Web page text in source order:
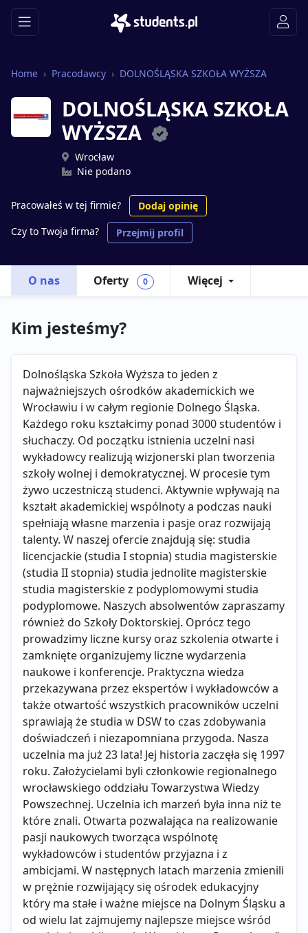
Home Pracodawcy DOLNOŚLĄSKA SZKOŁA WYŻSZA
DOLNOŚLĄSKA SZKOŁA
WYŻSZA
Wrocław
Nie podano
Pracowałeś w tej firmie?
Dodaj opinię
Czy to Twoja firma?
Przejmij profil
O nas Oferty 0 Więcej
Kim jesteśmy?
Dolnośląska Szkoła Wyższa to jeden z
najważniejszych ośrodków akademickich we
Wrocławiu i w całym regionie Dolnego Śląska.
Każdego roku kształcimy ponad 3000 studentów i
słuchaczy. Od początku istnienia uczelni nasi
wykładowcy realizują wizjonerski plan tworzenia
szkoły wolnej i demokratycznej. W procesie tym
żywo uczestniczą studenci. Aktywnie wpływają na
kształt akademickiej wspólnoty a podczas nauki
spełniają własne marzenia i pasje oraz rozwijają
talenty. W naszej ofercie znajdują się: studia
licencjackie (studia I stopnia) studia magisterskie
(studia II stopnia) studia jednolite magisterskie
studia magisterskie z podyplomowymi studia
podyplomowe. Naszych absolwentów zapraszamy
również do Szkoły Doktorskiej. Oprócz tego
prowadzimy liczne kursy oraz szkolenia otwarte i
zamknięte organizujemy liczne wydarzenia
naukowe i konferencje. Praktyczna wiedza
przekazywana przez ekspertów i wykładowców a
także otwartość wszystkich pracowników uczelni
sprawiają że studia w DSW to czas zdobywania
doświadczeń i niezapomniana przygoda. Nasza
uczelnia ma już 23 lata! Jej historia zaczęła się 1997
roku. Założycielami byli członkowie regionalnego
wrocławskiego oddziału Towarzystwa Wiedzy
Powszechnej. Uczelnia ich marzeń była inna niż te
które znali. Otwarta pozwalająca na realizowanie
pasji naukowych tworząca wspólnotę
wykładowców i studentów przyjazna i z
ambicjami. W następnych latach marzenia zmienili
w prężnie rozwijający się ośrodek edukacyjny
który ma stałe i ważne miejsce na Dolnym Śląsku a
od wielu lat zajmujemy najlepsze miejsce wśród